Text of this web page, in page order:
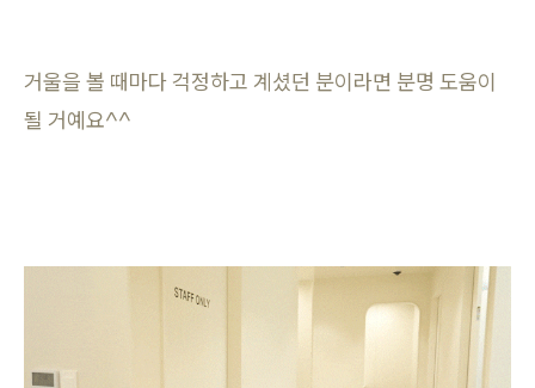
거울을 볼 때마다 걱정하고 계셨던 분이라면 분명 도움이
될 거예요^^